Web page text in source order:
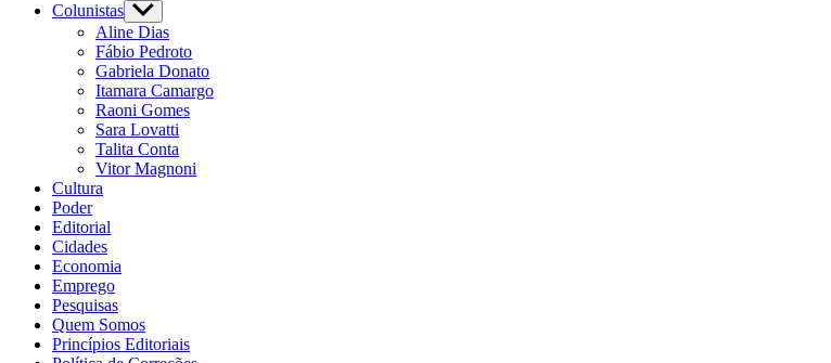
Colunistas Show
sub
menu
Aline Dias
Fábio Pedroto
Gabriela Donato
Itamara Camargo
Raoni Gomes
Sara Lovatti
Talita Conta
Vitor Magnoni
Cultura
Poder
Editorial
Cidades
Economia
Emprego
Pesquisas
Quem Somos
Princípios Editoriais